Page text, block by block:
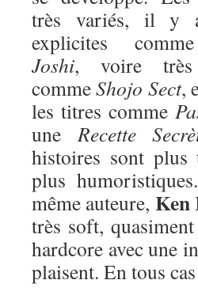
très variés, il y
explicites
Joshi, voire très
commeShojo Sect,
les titres comme
uneRecette
histoires sont plus
plus
même auteure, Ken
très soft,
hardcore avec une
plaisent. En tous